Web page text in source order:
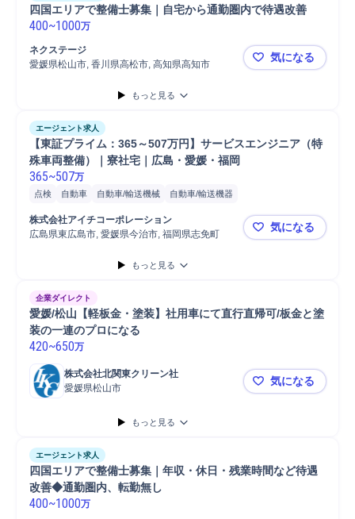
四国エリアで整備士募集｜自宅から通勤圏内で待遇改善
400~1000万
ネクステージ
愛媛県松山市, 香川県高松市, 高知県高知市
四国エリア
気になる
もっと見る
エージェント求人
【東証プライム：365～507万円】サービスエンジニア（特
殊車両整備）｜寮社宅｜広島・愛媛・福岡
365~507万
点検 自動車 自動車/輸送機械 自動車/輸送機器
株式会社アイチコーポレーション
広島県東広島市, 愛媛県今治市, 福岡県志免町
【東証プラ
気になる
もっと見る
企業ダイレクト
愛媛/松山【軽板金・塗装】社用車にて直行直帰可/板金と塗
装の一連のプロになる
420~650万
株式会社北関東クリーン社
愛媛県松山市
愛媛/松山【
気になる
もっと見る
エージェント求人
四国エリアで整備士募集｜年収・休日・残業時間など待遇
改善◆通勤圏内、転勤無し
400~1000万